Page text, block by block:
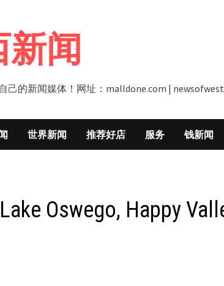
闻
的新闻媒体！网址：malldone.com |
世界新闻 推荐好店 服务 钱新闻
Oswego, Happy